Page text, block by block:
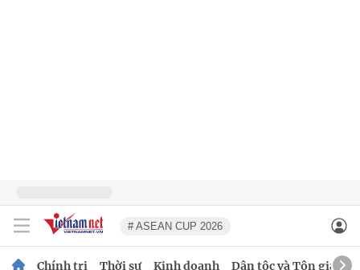
# ASEAN CUP 2026
Chính trị Thời sự Kinh doanh Dân tộc và Tôn giáo